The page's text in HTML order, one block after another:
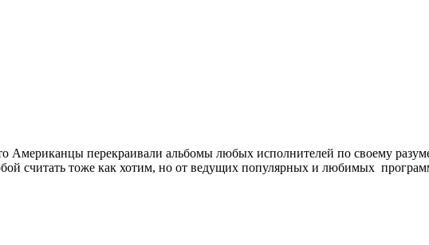
Американцы перекраивали альбомы любых исполнителей по своему
считать тоже как хотим, но от ведущих популярных и любимых